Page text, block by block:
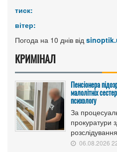
тиск:
вітер:
Погода на 10 днів від
КРИМІНАЛ
Пенсіонера
малолітніх
психологу
За
прокуратури
06.08.2026